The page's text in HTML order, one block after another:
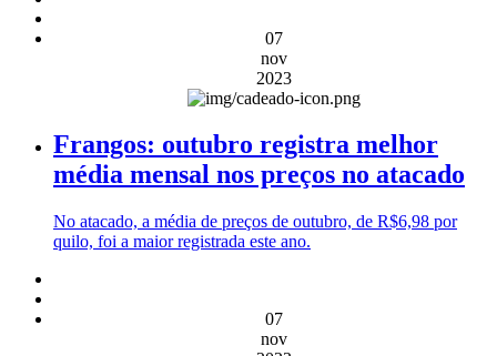
07
nov
2023
Frangos: outubro registra melhor
média mensal nos preços no atacado
No atacado, a média de preços de outubro, de R$6,98 por
quilo, foi a maior registrada este ano.
07
nov